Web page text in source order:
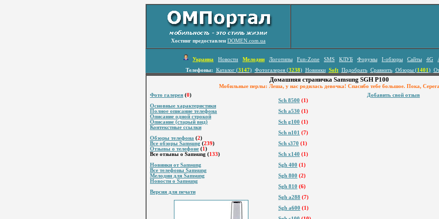
Хостинг предоставлен DOMEN.com.ua
Украина Новости Мелодии Логотипы Fun-Zone SMS КЛУБ Форумы I-обзоры Сайты 4G
Телефоны:
Каталог (3147) Фотогалерея (3238) Новинки Soft Подобрать Сравнить Обзоры (1401 )
Домашняя страничка Samsung SGH P100
Мобильные перлы: Леша, у нас родилась девочка! Спасибо тебе большое. Пока, Серега
Фото галерея (0)
Основные характеристики
Полное описание телефона
Описание одной строкой
Описание (старый вид)
Контекстные ссылки
Обзоры телефона (2)
Все обзоры Samsung (239)
Отзывы о телефоне (1 )
Все отзывы о Samsung (133)
Новинки от Samsung
Все телефоны Samsung
Мелодии для Samsung
Новости о Samsung
Версия для печати
Добавить свой отзыв
Sch 8500 (1)
Sch a530 (1)
Sch g100 (1)
Sch n101 (7)
Sch s370 (1)
Sch x140 (1)
Sgh 400 (1)
Sgh 800 (2)
Sgh 810 (6)
Sgh a288 (7)
Sgh a600 (1)